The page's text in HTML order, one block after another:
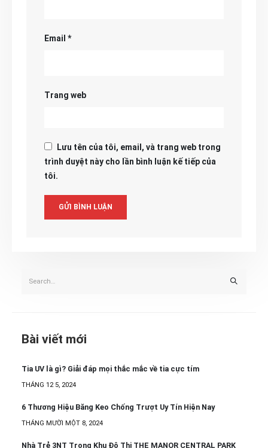
Email *
Trang web
Lưu tên của tôi, email, và trang web trong
trình duyệt này cho lần bình luận kế tiếp của
tôi.
Bài viết mới
Tia UV là gì? Giải đáp mọi thắc mắc về tia cực tím
THÁNG 12 5, 2024
6 Thương Hiệu Băng Keo Chống Trượt Uy Tín Hiện Nay
THÁNG MƯỜI MỘT 8, 2024
Nhà Trẻ 3NT Trong Khu Đô Thị THE MANOR CENTRAL PARK